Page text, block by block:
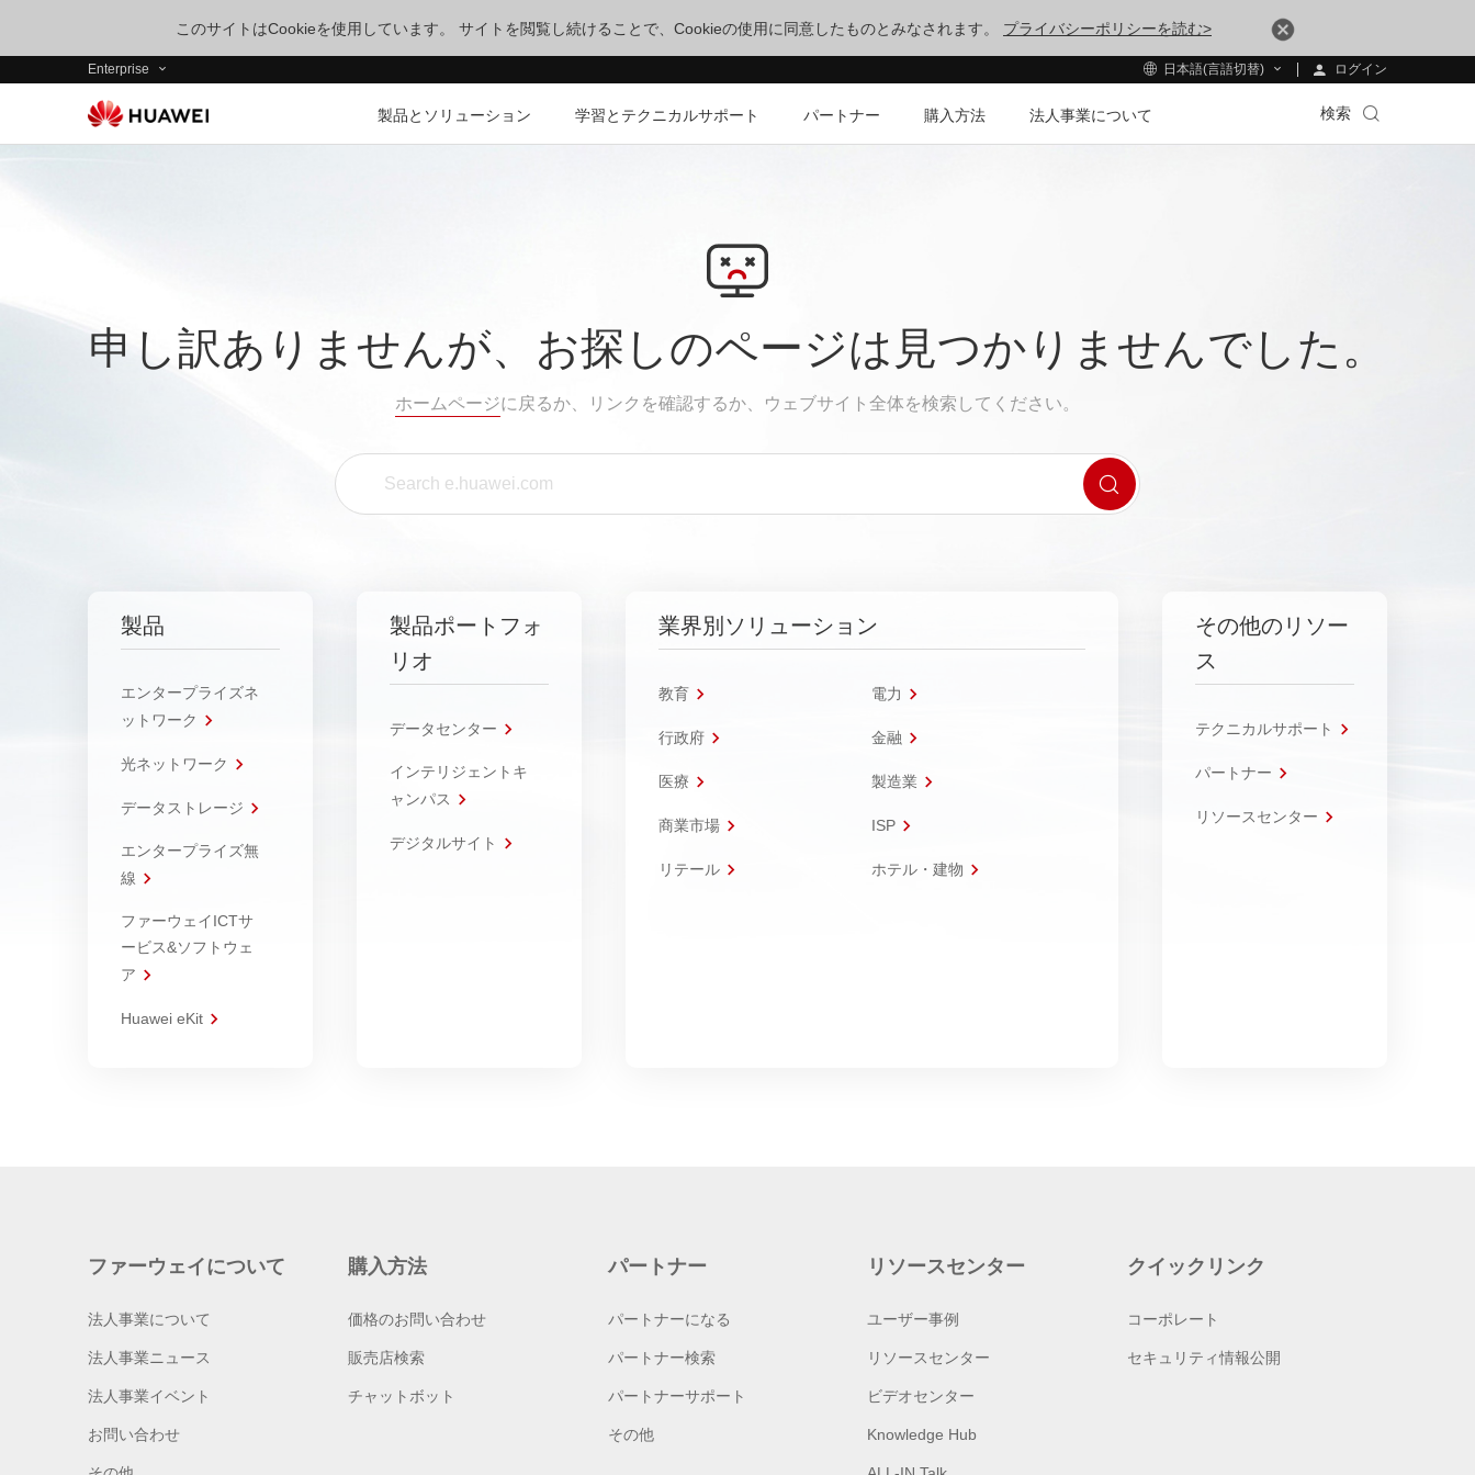
このサイトはCookieを使用しています。 サイトを閲覧し続けることで、Cookieの使用に同意したものとみなされます。 プライバシーポリシーを読む>
Enterprise 日本語(言語切替) ログイン
製品とソリューション 学習とテクニカルサポート パートナー 購入方法 法人事業について 検索
申し訳ありませんが、お探しのページは見つかりませんでした。
ホームページに戻るか、リンクを確認するか、ウェブサイト全体を検索してください。
製品
エンタープライズネ
ットワーク
光ネットワーク
データストレージ
エンタープライズ無
線
ファーウェイICTサ
ービス&ソフトウェ
ア
Huawei eKit
製品ポートフォ
リオ
データセンター
インテリジェントキ
ャンパス
デジタルサイト
業界別ソリューション
教育 電力
行政府 金融
医療 製造業
商業市場 ISP
リテール ホテル・建物
その他のリソー
ス
テクニカルサポート
パートナー
リソースセンター
ファーウェイについて
法人事業について
法人事業ニュース
法人事業イベント
お問い合わせ
購入方法
価格のお問い合わせ
販売店検索
チャットボット
パートナー
パートナーになる
パートナー検索
パートナーサポート
その他
リソースセンター
ユーザー事例
リソースセンター
ビデオセンター
Knowledge Hub
クイックリンク
コーポレート
セキュリティ情報公開